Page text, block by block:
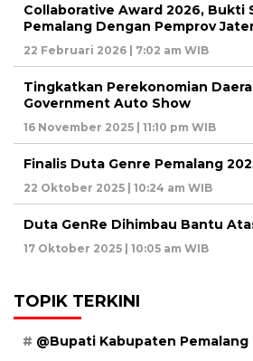
Collaborative Award 2026, Bukti
Pemalang Dengan Pemprov
22 Februari 2026 | 7:02 am WIB
Tingkatkan Perekonomian
Government Auto Show
16 November 2025 | 11:10 pm WIB
Finalis Duta Genre Pemalang
22 Oktober 2025 | 10:24 am WIB
Duta GenRe Dihimbau Bantu
17 Oktober 2025 | 10:05 am WIB
TOPIK TERKINI
@Bupati Kabupaten Pemalang